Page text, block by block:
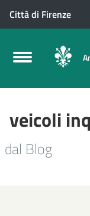
Città di Firenze
veicoli
dal Blog